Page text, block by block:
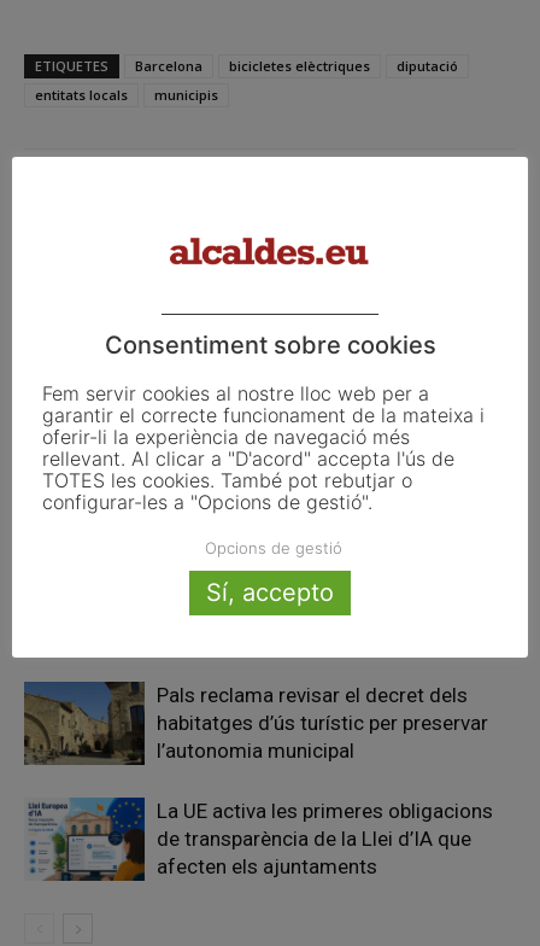
ETIQUETES Barcelona bicicletes elèctriques
diputació
entitats locals
municipis
Article anterior
MNAC per tornar les pintures
de Sixena
Article següent
Trump
Articles relacionats
Eclipsi solar del 12 d’agost: així es
veurà des dels municipis de Catalunya
Pals reclama revisar el decret dels
habitatges d’ús turístic per preservar
l’autonomia municipal
La UE activa les primeres obligacions
de transparència de la Llei d’IA que
afecten els ajuntaments
Consentiment sobre cookies
Fem servir cookies al nostre lloc web per a
garantir el correcte funcionament de la mateixa i
oferir-li la experiència de navegació més
rellevant. Al clicar a "D'acord" accepta l'ús de
TOTES les cookies. També pot rebutjar o
configurar-les a "Opcions de gestió".
Opcions de gestió
Sí, accepto